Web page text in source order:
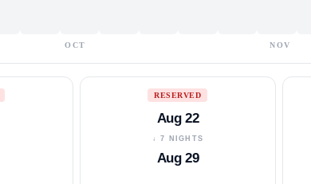
OCT NOV
RESERVED
Aug 22
↓ 7 NIGHTS
Aug 29